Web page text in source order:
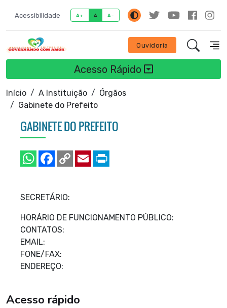
Acessibilidade A+ A A-
Ouvidoria
Acesso Rápido
Início A Instituição
Órgãos
Gabinete do Prefeito
GABINETE DO PREFEITO
SECRETÁRIO:
HORÁRIO DE FUNCIONAMENTO PÚBLICO:
CONTATOS:
EMAIL:
FONE/FAX:
ENDEREÇO:
Acesso rápido